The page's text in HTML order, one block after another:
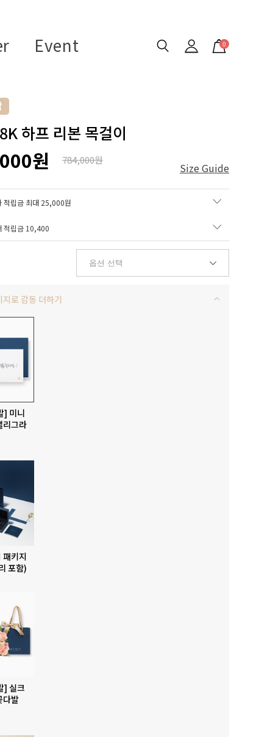
Event 0
하프 리본 목걸이
원 784,000원
Size Guide
적립금 최대 25,000원
적립금 10,400
로 감동 더하기
] 미니
리그라
패키지
포함)
] 실크
다발